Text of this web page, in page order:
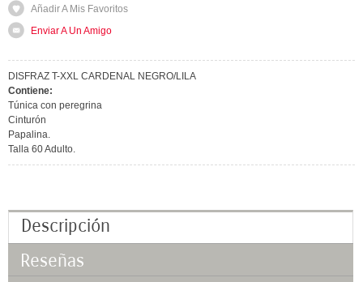
Añadir A Mis Favoritos
Enviar A Un Amigo
DISFRAZ T-XXL CARDENAL NEGRO/LILA
Contiene:
Túnica con peregrina
Cinturón
Papalina.
Talla 60 Adulto.
Descripción
Reseñas